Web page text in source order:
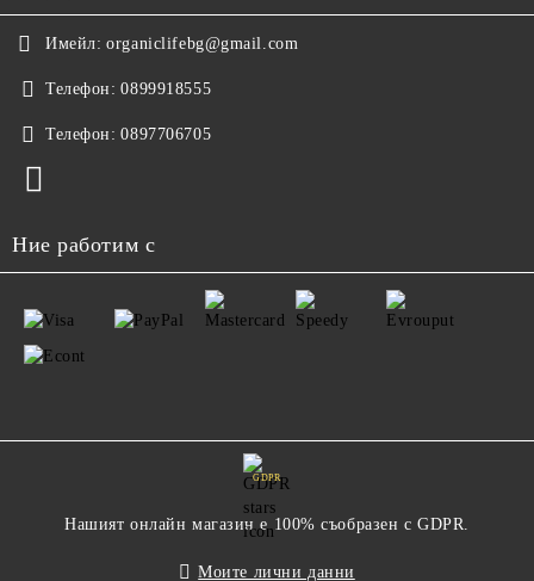
Имейл: organiclifebg@gmail.com
Телефон: 0899918555
Телефон: 0897706705
Ние работим с
GDPR
Нашият онлайн магазин е 100% съобразен с GDPR.
Моите лични данни